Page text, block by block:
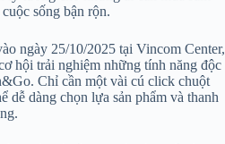
sống bận rộn.
ngày 25/10/2025 tại Vincom Center,
hội trải nghiệm những tính năng độc
Chỉ cần một vài cú click chuột
dễ dàng chọn lựa sản phẩm và thanh